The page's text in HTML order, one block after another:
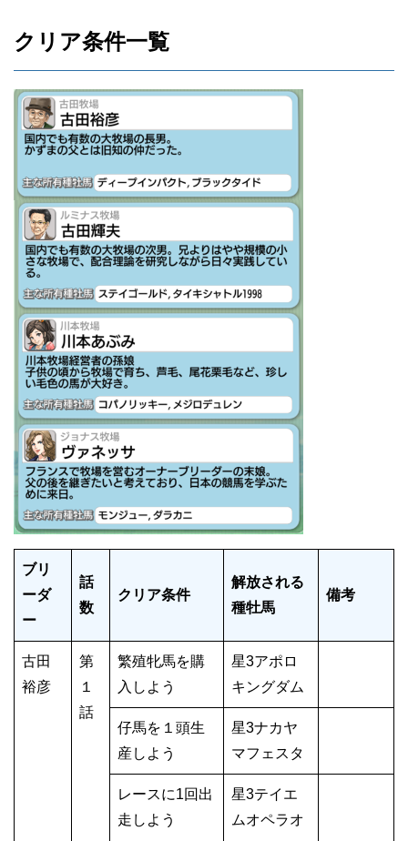
クリア条件一覧
ブリ
ーダ
ー
話
数
クリア条件
解放される
種牡馬
備考
古田
裕彦
第
１
話
繁殖牝馬を購
入しよう
星3アポロ
キングダム
仔馬を１頭生
産しよう
星3ナカヤ
マフェスタ
レースに1回出
走しよう
星3テイエ
ムオペラオ